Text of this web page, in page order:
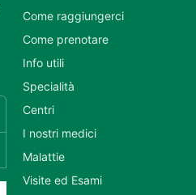
Come raggiungerci
Come prenotare
Info utili
Specialità
Centri
I nostri medici
Malattie
Visite ed Esami